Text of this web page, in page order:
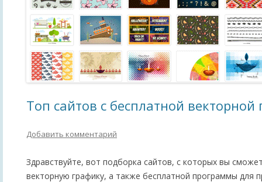
Топ сайтов с бесплатной векторной
Добавить комментарий
Здравствуйте, вот подборка сайтов, с которых вы
векторную графику, а также бесплатной программы для